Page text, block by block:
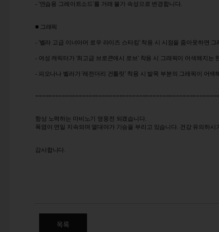
- '연습용 그레이트소드'를 거래 불가 속성으로 변경합니다.
■ 그래픽
- '벨라 고급 이너아머 로우 라이즈 스타킹' 착용 시 시점을 줌아웃하면
- 여성 캐릭터가 '최고급 브로큰애시 로브' 착용 시 그래픽이 어색해지는
- 피오나나 벨라가 '레전더리 건틀릿' 착용 시 발목 부분의 그래픽이 어색
항상 노력하는 마비노기 영웅전 되겠습니다.
폭염이 연일 지속되며 열대야가 기승을 부리고 있습니다. 건강 유의하시
감사합니다.
목록